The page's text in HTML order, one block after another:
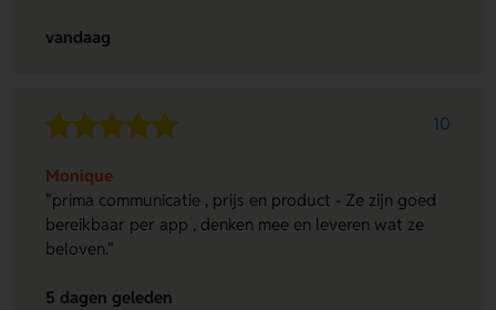
vandaag
10
Monique
"prima communicatie , prijs en product - Ze zijn goed
bereikbaar per app , denken mee en leveren wat ze
beloven."
5 dagen geleden